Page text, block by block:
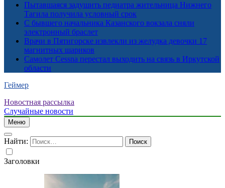
Пытавшаяся задушить педиатра жительница Нижнего
Тагила получила условный срок
С бывшего начальника Казанского вокзала сняли
электронный браслет
Врачи в Пятигорске извлекли из желудка девочки 17
магнитных шариков
Самолет Cessna перестал выходить на связь в Иркутской
области
Геймер
Новостная рассылка
Случайные новости
Меню
Найти:
Заголовки